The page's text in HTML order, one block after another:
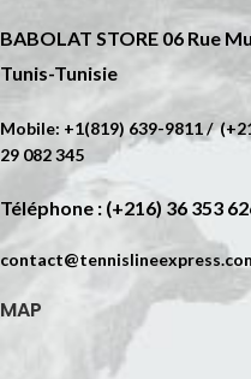
BABOLAT STORE 06 Rue
Tunis-Tunisie
Mobile: +1(819) 639-9811 /
29 082 345
Téléphone : (+216) 36 353
MAP